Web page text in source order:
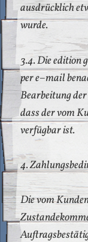
ausdrücklich
wurde.
3.4. Die edition
per e–mail
Bearbeitung
dass der vom
verfügbar ist.
4.
Die vom